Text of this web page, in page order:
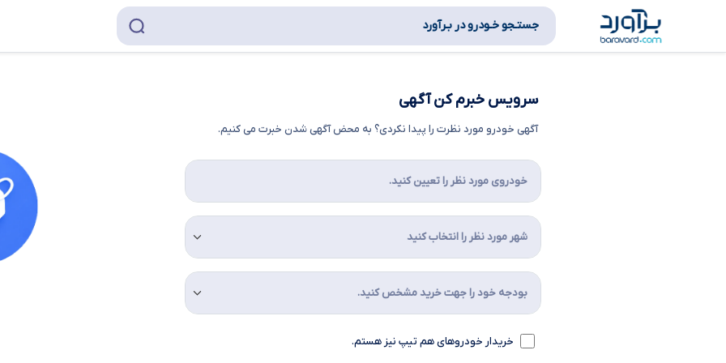
جستـجو خـودرو در بـرآورد
سرویس خبرم کن آگهی
آگهی خودرو مورد نظرت را پیدا نکردی؟ به محض آگهی شدن خبرت می کنیم.
خریدار خودروهای هم تیپ نیز هستم.